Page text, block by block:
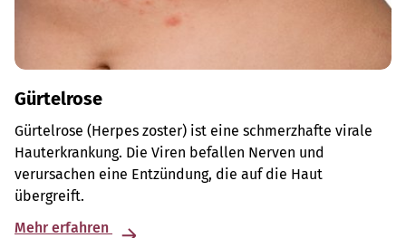
Gürtelrose
Gürtelrose (Herpes zoster) ist eine schmerzhafte virale
Hauterkrankung. Die Viren befallen Nerven und
verursachen eine Entzündung, die auf die Haut
übergreift.
Mehr erfahren